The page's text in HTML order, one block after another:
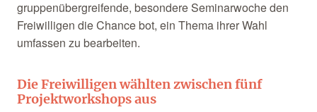
gruppenübergreifende, besondere Seminarwoche den
Freiwilligen die Chance bot, ein Thema ihrer Wahl
umfassen zu bearbeiten.
Die Freiwilligen wählten zwischen fünf
Projektworkshops aus